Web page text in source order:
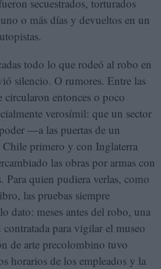
secuestrados, torturados
o más días y devueltos en un
todo lo que rodeó al robo en
silencio. O rumores. Entre las
circularon entonces o poco
verosímil: que un sector
—a las puertas de un
primero y con Inglaterra
las obras por armas con
Para quien pudiera verlas, como
las pruebas siempre
dato: meses antes del robo, una
contratada para vigilar el museo
de arte precolombino tuvo
horarios de los empleados y la